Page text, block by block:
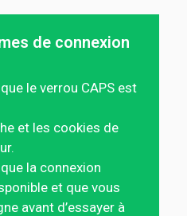
de connexion
le verrou CAPS est
et les cookies de
la connexion
et que vous
avant d’essayer à